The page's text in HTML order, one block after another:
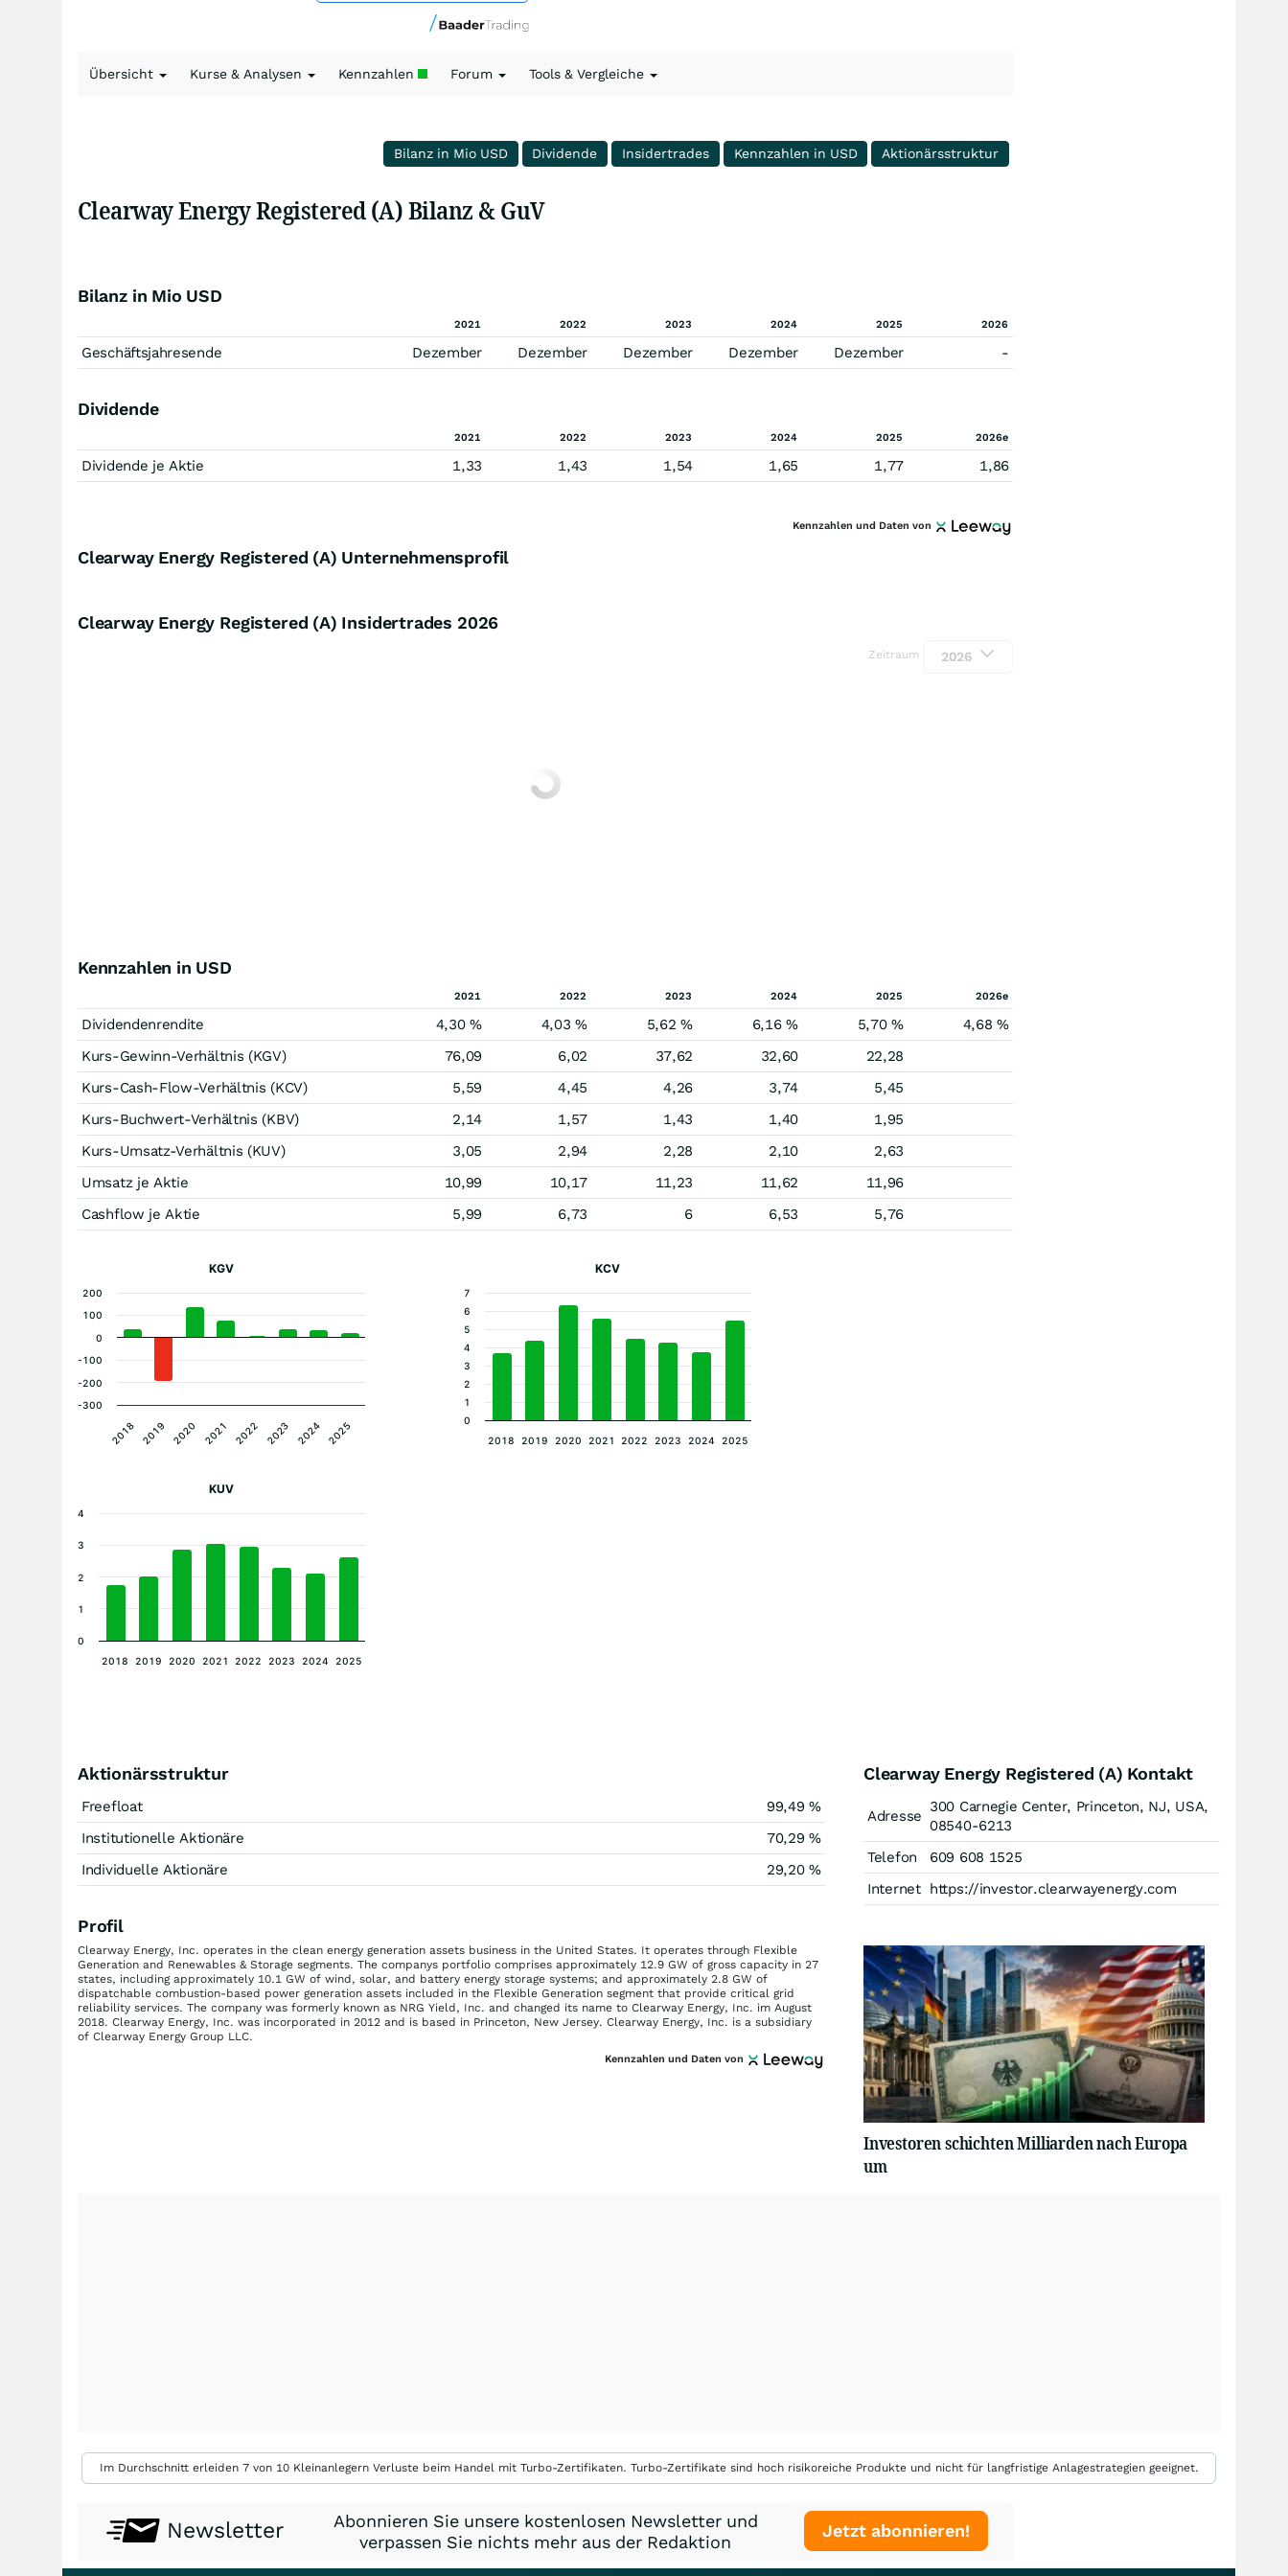
Übersicht Kurse & Analysen Kennzahlen Forum Tools & Vergleiche
Bilanz in Mio USD Dividende Insidertrades Kennzahlen in USD Aktionärsstruktur
Clearway Energy Registered (A) Bilanz & GuV
Bilanz in Mio USD
2021 2022 2023 2024 2025 2026
Geschäftsjahresende Dezember Dezember Dezember Dezember Dezember -
Dividende
2021 2022 2023 2024 2025 2026e
Dividende je Aktie 1,33 1,43 1,54 1,65 1,77 1,86
Kennzahlen und Daten von
Clearway Energy Registered (A) Unternehmensprofil
Clearway Energy Registered (A) Insidertrades 2026
Zeitraum 2026
Kennzahlen in USD
2021 2022 2023 2024 2025 2026e
Dividendenrendite 4,30 % 4,03 % 5,62 % 6,16 % 5,70 %
4,68 %
Kurs-Gewinn-Verhältnis (KGV)
76,09 6,02 37,62 32,60
22,28
Kurs-Cash-Flow-Verhältnis (KCV)
5,59 4,45 4,26 3,74
5,45
Kurs-Buchwert-Verhältnis (KBV)
2,14 1,57 1,43 1,40
1,95
Kurs-Umsatz-Verhältnis (KUV)
3,05 2,94 2,28 2,10
2,63
Umsatz je Aktie
10,99 10,17 11,23 11,62
11,96
Cashflow je Aktie
5,99 6,73 6 6,53 5,76
KGV
2018 2019 2020 2021 2022 2023 2024 2025
-300
-200
-100
0
100
200
KCV
2018 2019 2020 2021 2022 2023 2024 2025
0
1
2
3
4
5
6
7
KUV
2018 2019 2020 2021 2022 2023 2024 2025
0
1
2
3
4
Aktionärsstruktur
Freefloat
99,49 %
Institutionelle Aktionäre
70,29 %
Individuelle Aktionäre
29,20 %
Profil
Clearway Energy, Inc. operates in the clean energy generation assets business in the United States. It operates through Flexible
Generation and Renewables & Storage segments. The companys portfolio comprises approximately 12.9 GW of gross capacity in 27
states, including approximately 10.1 GW of wind, solar, and battery energy storage systems; and approximately 2.8 GW of
dispatchable combustion-based power generation assets included in the Flexible Generation segment that provide critical grid
reliability services. The company was formerly known as NRG Yield, Inc. and changed its name to Clearway Energy, Inc. im August
2018. Clearway Energy, Inc. was incorporated in 2012 and is based in Princeton, New Jersey. Clearway Energy, Inc. is a subsidiary
of Clearway Energy Group LLC.
Kennzahlen und Daten von
Clearway Energy Registered (A) Kontakt
Adresse
300 Carnegie Center, Princeton, NJ, USA,
08540-6213
Telefon
609 608 1525
Internet https://investor.clearwayenergy.com
Investoren schichten Milliarden nach Europa
um
Im Durchschnitt erleiden 7 von 10 Kleinanlegern Verluste beim Handel mit Turbo-Zertifikaten. Turbo-Zertifikate sind hoch risikoreiche Produkte und nicht für langfristige Anlagestrategien geeignet.
Newsletter
Abonnieren Sie unsere kostenlosen Newsletter und
verpassen Sie nichts mehr aus der Redaktion
Jetzt abonnieren!